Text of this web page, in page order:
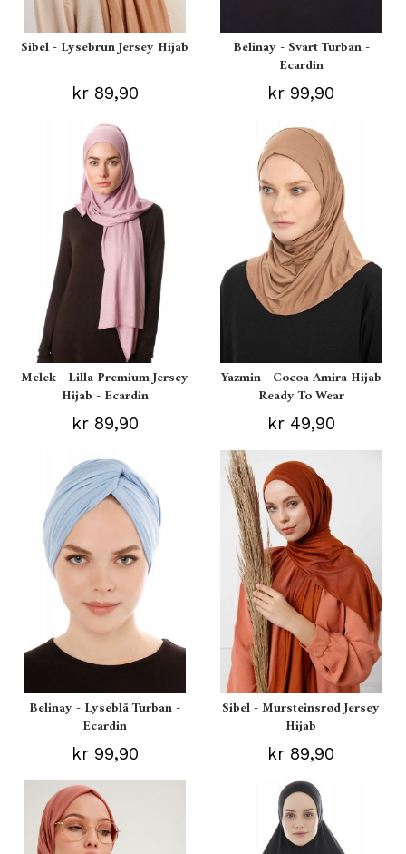
Sibel - Lysebrun Jersey Hijab
kr 89,90
Belinay - Svart Turban -
Ecardin
kr 99,90
Melek - Lilla Premium Jersey
Hijab - Ecardin
kr 89,90
Yazmin - Cocoa Amira Hijab
Ready To Wear
kr 49,90
Belinay - Lyseblå Turban -
Ecardin
kr 99,90
Sibel - Mursteinsrød Jersey
Hijab
kr 89,90